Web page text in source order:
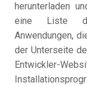
herunterladen
eine Liste
Anwendungen,
der Unterseite
Entwickler-